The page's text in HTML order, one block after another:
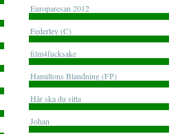
Europaresan 2012
Federley (C)
film4fucksake
Hamiltons Blandning (FP)
Här ska du sitta
Johan